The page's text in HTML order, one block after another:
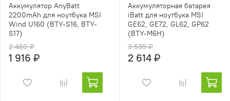
Аккумулятор AnyBatt
2200mAh для ноутбука MSI
Wind U160 (BTY-S16, BTY-
S17)
2 460 ₽
1 916 ₽
Аккумуляторная батарея
iBatt для ноутбука MSI
GE62, GE72, GL62, GP62
(BTY-M6H)
3 535 ₽
2 614 ₽